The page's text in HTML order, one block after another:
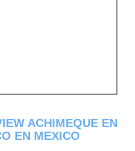
ACHIMEQUE EN
EN MEXICO